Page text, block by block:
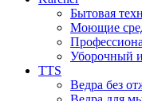
Бытовая
Моющие
Уборочный
TTS
Ведра без